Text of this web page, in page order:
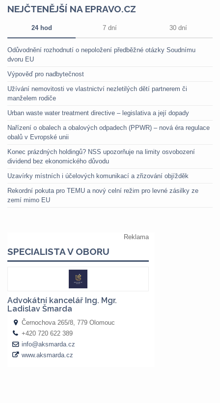
NEJČTENĚJŠÍ NA EPRAVO.CZ
24 hod 7 dní 30 dní
Odůvodnění rozhodnutí o nepoložení předběžné otázky Soudnímu
dvoru EU
Výpověď pro nadbytečnost
Užívání nemovitosti ve vlastnictví nezletilých dětí partnerem či
manželem rodiče
Urban waste water treatment directive – legislativa a její dopady
Nařízení o obalech a obalových odpadech (PPWR) – nová éra regulace
obalů v Evropské unii
Konec prázdných holdingů? NSS upozorňuje na limity osvobození
dividend bez ekonomického důvodu
Uzavírky místních i účelových komunikací a zřizování objížděk
Rekordní pokuta pro TEMU a nový celní režim pro levné zásilky ze
zemí mimo EU